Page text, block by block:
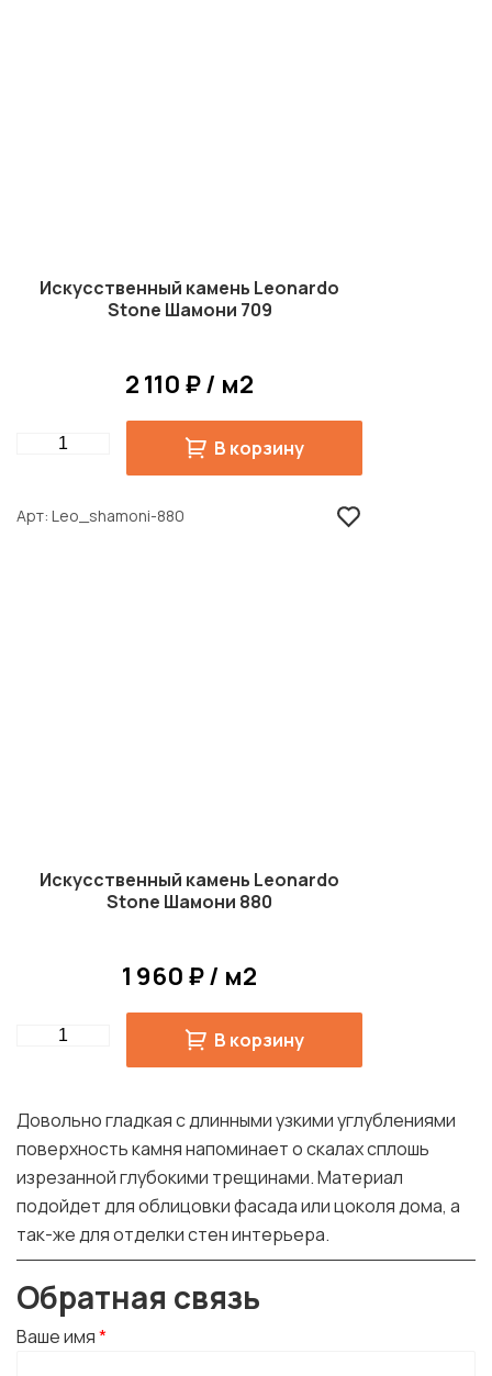
Искусственный камень Leonardo
Stone Шамони 709
2 110 ₽ / м2
Quantity В корзину
Арт Leo_shamoni-880
Искусственный камень Leonardo
Stone Шамони 880
1 960 ₽ / м2
Quantity В корзину
Довольно гладкая с длинными узкими углублениями
поверхность камня напоминает о скалах сплошь
изрезанной глубокими трещинами. Материал
подойдет для облицовки фасада или цоколя дома, а
так-же для отделки стен интерьера.
Обратная связь
Ваше имя*